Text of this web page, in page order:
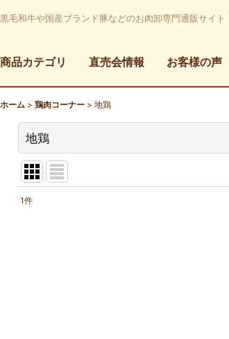
黒毛和牛や国産ブランド豚などのお肉卸専門通販サイト
商品カテゴリ 直売会情報 お客様の声
ホーム > 鶏肉コーナー > 地鶏
地鶏
1件